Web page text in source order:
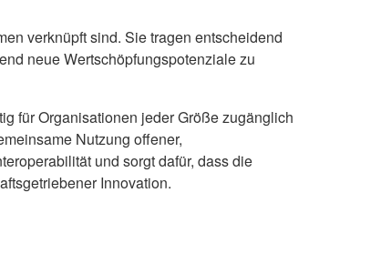
verknüpft sind. Sie tragen entscheidend
neue Wertschöpfungspotenziale zu
für Organisationen jeder Größe zugänglich
Nutzung offener,
und sorgt dafür, dass die
Innovation.